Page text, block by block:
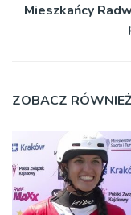
Mieszkańcy
ZOBACZ